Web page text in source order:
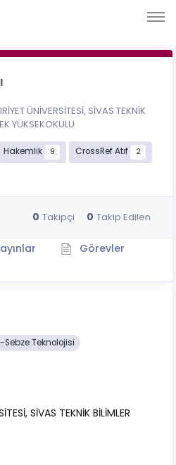
ÜNİVERSİTESİ, SİVAS TEKNİK
YÜKSEKOKULU
Hakemlik 9 CrossRef Atıf 2
0 Takipçi 0 Takip Edilen
Görevler
Sebze Teknolojisi
SİVAS TEKNİK BİLİMLER